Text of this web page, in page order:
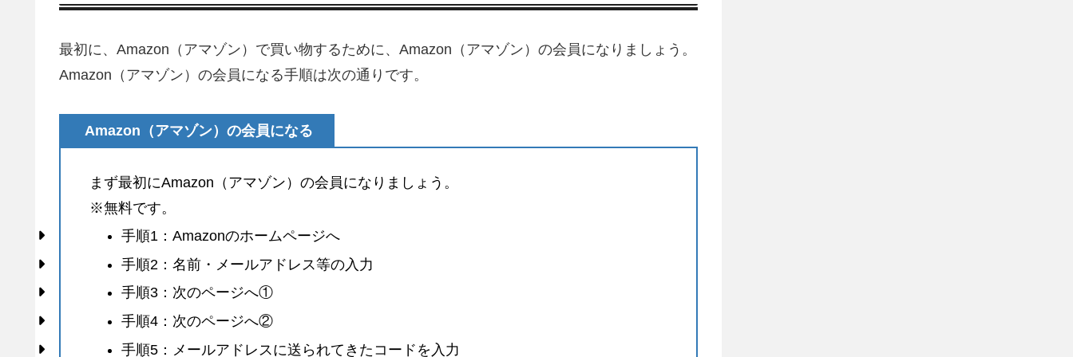
最初に、Amazon（アマゾン）で買い物するために、Amazon（アマゾン）の会員になりましょう。
Amazon（アマゾン）の会員になる手順は次の通りです。
Amazon（アマゾン）の会員になる
まず最初にAmazon（アマゾン）の会員になりましょう。
※無料です。
手順1：Amazonのホームページへ
手順2：名前・メールアドレス等の入力
手順3：次のページへ①
手順4：次のページへ②
手順5：メールアドレスに送られてきたコードを入力